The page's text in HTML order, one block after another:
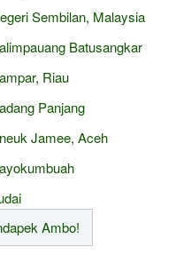
Sembilan, Malaysia
Batusangkar
Riau
Panjang
Jamee, Aceh